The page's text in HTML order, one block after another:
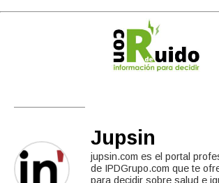
Jupsin
jupsin.com es el portal
de IPDGrupo.com que te
para decidir sobre salud e